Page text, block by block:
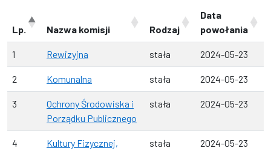
Lp. Nazwa komisji Rodzaj
Data
powołania
1 Rewizyjna stała 2024-05-23
2 Komunalna stała 2024-05-23
3
Ochrony Środowiska i
Porządku Publicznego
stała 2024-05-23
4
Kultury Fizycznej,
stała 2024-05-23